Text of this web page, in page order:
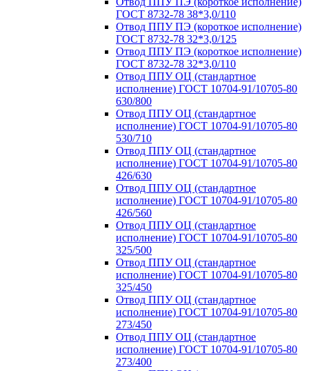
ГОСТ 8732-78 38*3,0/110
Отвод ППУ ПЭ (короткое исполнение)
ГОСТ 8732-78 32*3,0/125
Отвод ППУ ПЭ (короткое исполнение)
ГОСТ 8732-78 32*3,0/110
Отвод ППУ ОЦ (стандартное
исполнение) ГОСТ 10704-91/10705-80
630/800
Отвод ППУ ОЦ (стандартное
исполнение) ГОСТ 10704-91/10705-80
530/710
Отвод ППУ ОЦ (стандартное
исполнение) ГОСТ 10704-91/10705-80
426/630
Отвод ППУ ОЦ (стандартное
исполнение) ГОСТ 10704-91/10705-80
426/560
Отвод ППУ ОЦ (стандартное
исполнение) ГОСТ 10704-91/10705-80
325/500
Отвод ППУ ОЦ (стандартное
исполнение) ГОСТ 10704-91/10705-80
325/450
Отвод ППУ ОЦ (стандартное
исполнение) ГОСТ 10704-91/10705-80
273/450
Отвод ППУ ОЦ (стандартное
исполнение) ГОСТ 10704-91/10705-80
273/400